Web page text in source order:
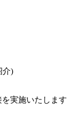
介)
実施いたします